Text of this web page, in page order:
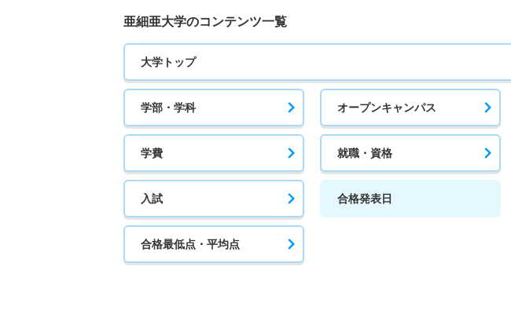
亜細亜大学のコンテンツ一覧
大学トップ
学部・学科 オープンキャンパス
学費 就職・資格
入試 合格発表日
合格最低点・平均点